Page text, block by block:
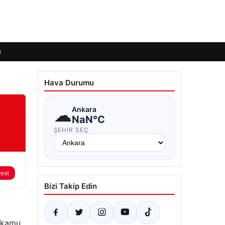
Hava Durumu
☁Ankara
NaN°C
ŞEHIR SEÇ
Bizi Takip Edin